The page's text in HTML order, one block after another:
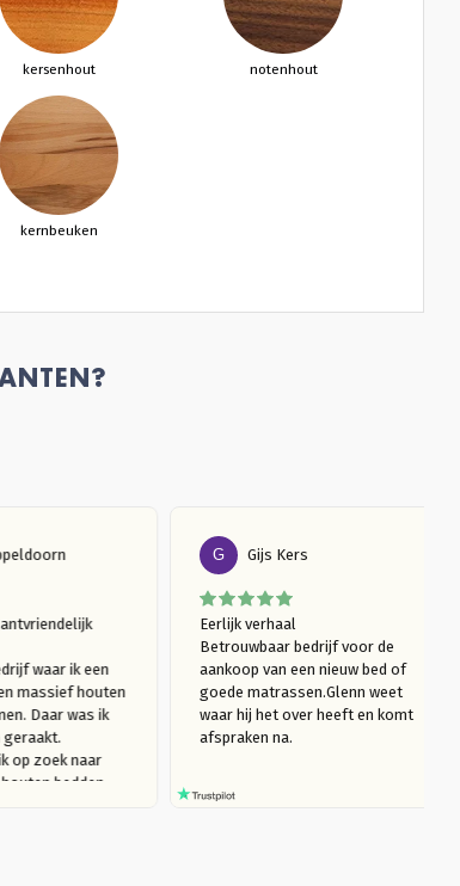
kersenhout notenhout
kernbeuken
Appeldoorn
mooi klantvriendelijk
het bedrijf waar ik een
een massief houten
Daar was ik
van geraakt.
ging ik op zoek naar
houten bedden
G Gijs Kers
Eerlijk verhaal
Betrouwbaar bedrijf voor de
aankoop van een nieuw bed
goede matrassen.Glenn weet
waar hij het over heeft en
afspraken na.